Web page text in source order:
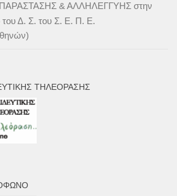
& ΑΛΛΗΛΕΓΓΥΗΣ στην
Δ. Σ. του Σ. Ε. Π. Ε.
ΤΗΛΕΌΡΑΣΗΣ